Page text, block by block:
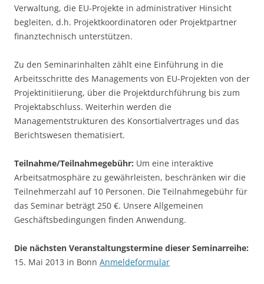
Verwaltung, die EU-Projekte in administrativer Hinsicht
begleiten, d.h. Projektkoordinatoren oder Projektpartner
finanztechnisch unterstützen.
Zu den Seminarinhalten zählt eine Einführung in die
Arbeitsschritte des Managements von EU-Projekten von der
Projektinitiierung, über die Projektdurchführung bis zum
Projektabschluss. Weiterhin werden die
Managementstrukturen des Konsortialvertrages und das
Berichtswesen thematisiert.
Teilnahme/Teilnahmegebühr: Um eine interaktive
Arbeitsatmosphäre zu gewährleisten, beschränken wir die
Teilnehmerzahl auf 10 Personen. Die Teilnahmegebühr für
das Seminar beträgt 250 €. Unsere Allgemeinen
Geschäftsbedingungen finden Anwendung.
Die nächsten Veranstaltungstermine dieser Seminarreihe:
15. Mai 2013 in Bonn Anmeldeformular